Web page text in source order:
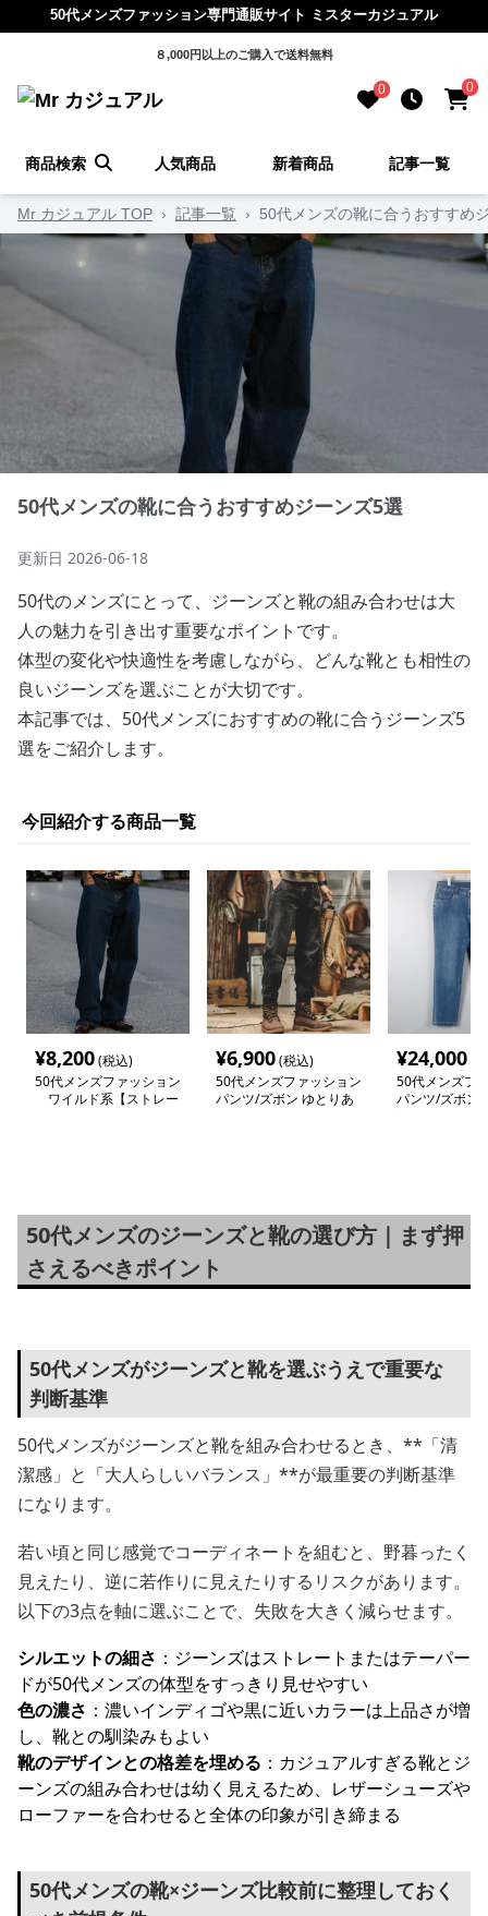
50代メンズファッション専門通販サイト ミスターカジュアル
８,000円以上のご購入で送料無料
0 0
商品検索 人気商品 新着商品 記事一覧
Mr カジュアル TOP › 記事一覧 › 50代メンズの靴に合うおすすめ
50代メンズの靴に合うおすすめジーンズ5選
更新日 2026-06-18
50代のメンズにとって、ジーンズと靴の組み合わせは大
人の魅力を引き出す重要なポイントです。
体型の変化や快適性を考慮しながら、どんな靴とも相性の
良いジーンズを選ぶことが大切です。
本記事では、50代メンズにおすすめの靴に合うジーンズ5
選をご紹介します。
今回紹介する商品一覧
¥8,200(税込)
50代メンズファッション
ワイルド系【ストレー
¥6,900(税込)
50代メンズファッション
パンツ/ズボン ゆとりあ
¥24,000
50代メンズフ
パンツ/ズボン
50代メンズのジーンズと靴の選び方｜まず押
さえるべきポイント
50代メンズがジーンズと靴を選ぶうえで重要な
判断基準
50代メンズがジーンズと靴を組み合わせるとき、**「清
潔感」と「大人らしいバランス」**が最重要の判断基準
になります。
若い頃と同じ感覚でコーディネートを組むと、野暮ったく
見えたり、逆に若作りに見えたりするリスクがあります。
以下の3点を軸に選ぶことで、失敗を大きく減らせます。
シルエットの細さ ：ジーンズはストレートまたはテーパー
ドが50代メンズの体型をすっきり見せやすい
色の濃さ ：濃いインディゴや黒に近いカラーは上品さが増
し、靴との馴染みもよい
靴のデザインとの格差を埋める ：カジュアルすぎる靴とジ
ーンズの組み合わせは幼く見えるため、レザーシューズや
ローファーを合わせると全体の印象が引き締まる
50代メンズの靴×ジーンズ比較前に整理しておく